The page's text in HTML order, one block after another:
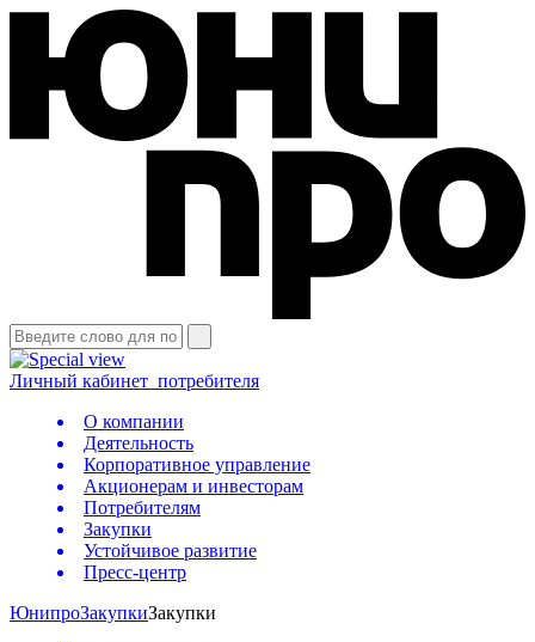
Личный кабинет потребителя
О компании
Деятельность
Корпоративное управление
Акционерам и инвесторам
Потребителям
Закупки
Устойчивое развитие
Пресс-центр
ЮнипроЗакупкиЗакупки